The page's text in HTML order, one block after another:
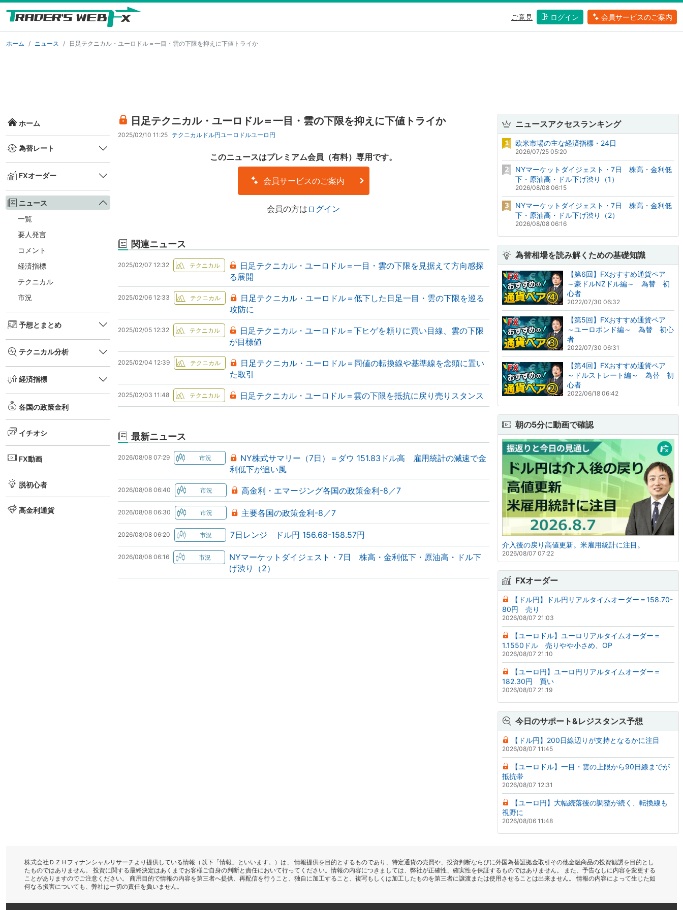
ご意見 ログイン 会員サービスのご案内
ホーム ニュース 日足テクニカル・ユーロドル＝一目・雲の下限を抑えに下値トライか
ホーム
為替レート
FXオーダー
ニュース
一覧
要人発言
コメント
経済指標
テクニカル
市況
予想とまとめ
テクニカル分析
経済指標
各国の政策金利
イチオシ
FX動画
脱初心者
高金利通貨
日足テクニカル・ユーロドル＝一目・雲の下限を抑えに下値トライか
2025/02/10 11:25 テクニカル ドル円ユーロドルユーロ円
このニュースはプレミアム会員（有料）専用です。
会員サービスのご案内
会員の方は ログイン
関連ニュース
2025/02/07 12:32
日足テクニカル・ユーロドル＝一目・雲の下限を見据えて方向感探
る展開
2025/02/06 12:33
日足テクニカル・ユーロドル＝低下した日足一目・雲の下限を巡る
攻防に
2025/02/05 12:32
日足テクニカル・ユーロドル＝下ヒゲを頼りに買い目線、雲の下限
が目標値
2025/02/04 12:39
日足テクニカル・ユーロドル＝同値の転換線や基準線を念頭に置い
た取引
2025/02/03 11:48 日足テクニカル・ユーロドル＝雲の下限を抵抗に戻り売りスタンス
最新ニュース
2026/08/08 07:29
NY株式サマリー（7日）＝ダウ 151.83ドル高 雇用統計の減速で金
利低下が追い風
2026/08/08 06:40 高金利・エマージング各国の政策金利-8／7
2026/08/08 06:30 主要各国の政策金利-8／7
2026/08/08 06:20 7日レンジ ドル円 156.68-158.57円
2026/08/08 06:16
NYマーケットダイジェスト・7日 株高・金利低下・原油高・ドル下
げ渋り（2）
ニュースアクセスランキング
欧米市場の主な経済指標・24日
2026/07/25 05:20
NYマーケットダイジェスト・7日 株高・金利低
下・原油高・ドル下げ渋り（1）
2026/08/08 06:15
NYマーケットダイジェスト・7日 株高・金利低
下・原油高・ドル下げ渋り（2）
2026/08/08 06:16
為替相場を読み解くための基礎知識
【第6回】FXおすすめ通貨ペア
～豪ドルNZドル編～ 為替 初
心者
2022/07/30 06:32
【第5回】FXおすすめ通貨ペア
～ユーロポンド編～ 為替 初心
者
2022/07/30 06:31
【第4回】FXおすすめ通貨ペア
～ドルストレート編～ 為替 初
心者
2022/06/18 06:42
朝の5分に動画で確認
介入後の戻り高値更新。米雇用統計に注目。
2026/08/07 07:22
FXオーダー
【ドル円】ドル円リアルタイムオーダー＝158.70-
80円 売り
2026/08/07 21:03
【ユーロドル】ユーロリアルタイムオーダー＝
1.1550ドル 売りやや小さめ、OP
2026/08/07 21:10
【ユーロ円】ユーロ円リアルタイムオーダー＝
182.30円 買い
2026/08/07 21:19
今日のサポート&レジスタンス予想
【ドル円】200日線辺りが支持となるかに注目
2026/08/07 11:45
【ユーロドル】一目・雲の上限から90日線までが
抵抗帯
2026/08/07 12:31
【ユーロ円】大幅続落後の調整が続く、転換線も
視野に
2026/08/06 11:48
株式会社ＤＺＨフィナンシャルリサーチより提供している情報（以下「情報」といいます。）は、 情報提供を目的とするものであり、特定通貨の売買や、投資判断ならびに外国為替証拠金取引その他金融商品の投資勧誘を目的とし
たものではありません。 投資に関する最終決定はあくまでお客様ご自身の判断と責任において行ってください。情報の内容につきましては、弊社が正確性、確実性を保証するものではありません。 また、予告なしに内容を変更する
ことがありますのでご注意ください。 商用目的で情報の内容を第三者へ提供、再配信を行うこと、独自に加工すること、複写もしくは加工したものを第三者に譲渡または使用させることは出来ません。 情報の内容によって生じた如
何なる損害についても、弊社は一切の責任を負いません。